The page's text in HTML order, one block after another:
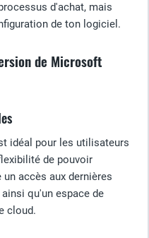
d'achat, mais
de ton logiciel.
de Microsoft
idéal pour les utilisateurs
de pouvoir
accès aux dernières
qu'un espace de
cloud.